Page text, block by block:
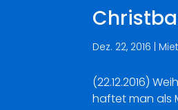
Dez. 22, 2016 |
(22.12.2016)
haftet man als